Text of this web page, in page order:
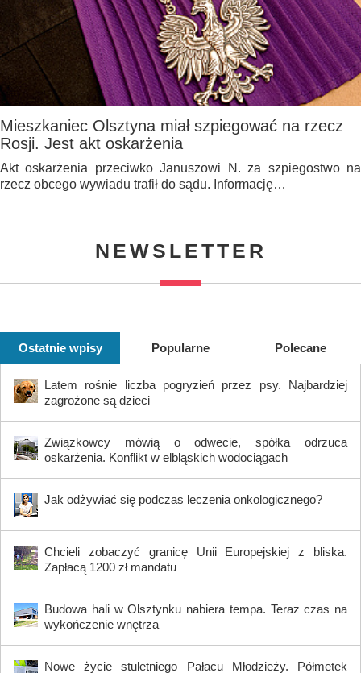
Mieszkaniec Olsztyna miał szpiegować na rzecz
Rosji. Jest akt oskarżenia
Akt oskarżenia przeciwko Januszowi N. za szpiegostwo na
rzecz obcego wywiadu trafił do sądu. Informację…
NEWSLETTER
Ostatnie wpisy Popularne Polecane
Latem rośnie liczba pogryzień przez psy. Najbardziej
zagrożone są dzieci
Związkowcy mówią o odwecie, spółka odrzuca
oskarżenia. Konflikt w elbląskich wodociągach
Jak odżywiać się podczas leczenia onkologicznego?
Chcieli zobaczyć granicę Unii Europejskiej z bliska.
Zapłacą 1200 zł mandatu
Budowa hali w Olsztynku nabiera tempa. Teraz czas na
wykończenie wnętrza
Nowe życie stuletniego Pałacu Młodzieży. Półmetek